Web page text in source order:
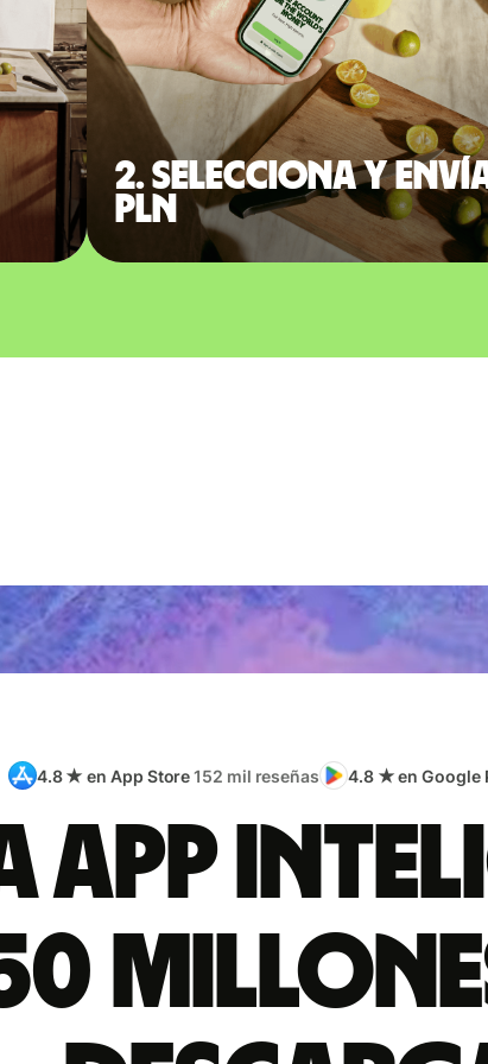
2. Selecciona y
PLN
4.8 ★ en App Store152 mil reseñas 4.8 ★ en Google
app